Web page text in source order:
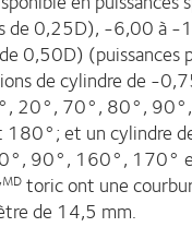
de 0,25D), -6,00 à -
0,50D) (puissances
de cylindre de -
20°, 70°, 80°,
et un cylindre
90°, 160°, 170°
MD toric ont une
de 14,5 mm.